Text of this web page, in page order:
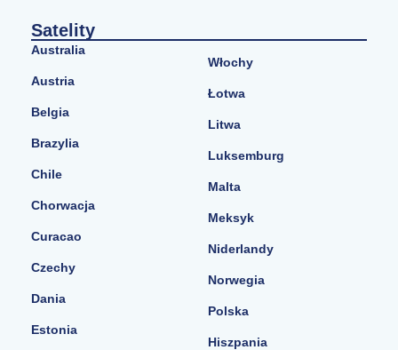
Satelity
Australia
Austria
Belgia
Brazylia
Chile
Chorwacja
Curacao
Czechy
Dania
Estonia
Włochy
Łotwa
Litwa
Luksemburg
Malta
Meksyk
Niderlandy
Norwegia
Polska
Hiszpania